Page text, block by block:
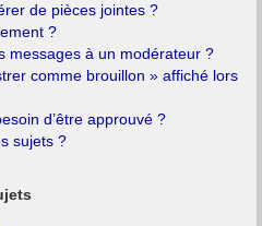
de pièces jointes ?
?
messages à un modérateur ?
comme brouillon » affiché lors
d’être approuvé ?
sujets ?